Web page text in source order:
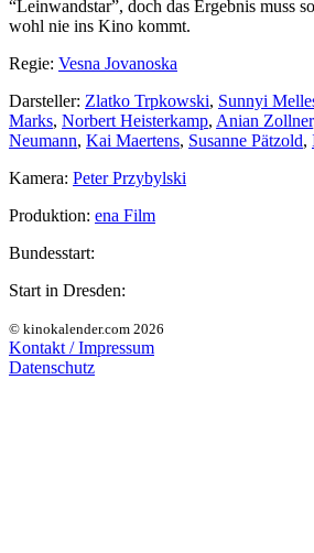
“Leinwandstar”, doch das Ergebnis muss
wohl nie ins Kino kommt.
Regie: Vesna Jovanoska
Darsteller: Zlatko Trpkowski, Sunnyi
Marks, Norbert Heisterkamp, Anian Zollner
Neumann, Kai Maertens, Susanne Pätzold,
Kamera: Peter Przybylski
Produktion: ena Film
Bundesstart:
Start in Dresden:
© kinokalender.com 2026
Kontakt / Impressum
Datenschutz